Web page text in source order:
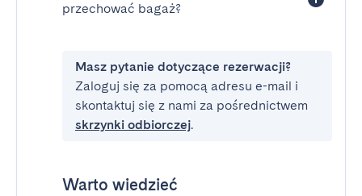
przechować bagaż?
Masz pytanie dotyczące rezerwacji?
Zaloguj się za pomocą adresu e-mail i
skontaktuj się z nami za pośrednictwem
skrzynki odbiorczej.
Warto wiedzieć